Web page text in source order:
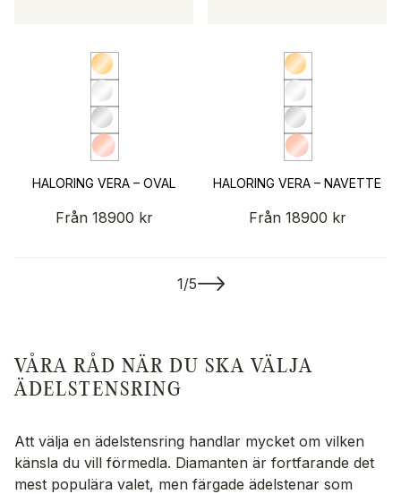
HALORING VERA – OVAL
Från 18900 kr
HALORING VERA – NAVETTE
Från 18900 kr
1/5
VÅRA RÅD NÄR DU SKA VÄLJA
ÄDELSTENSRING
Att välja en ädelstensring handlar mycket om vilken
känsla du vill förmedla. Diamanten är fortfarande det
mest populära valet, men färgade ädelstenar som